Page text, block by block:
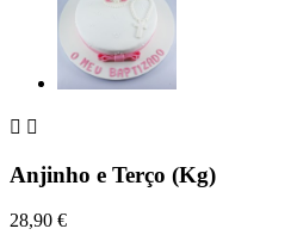
 
Anjinho e Terço (Kg)
28,90 €